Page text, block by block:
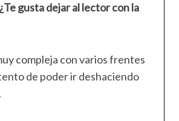
gusta dejar al lector con la
compleja con varios frentes
de poder ir deshaciendo